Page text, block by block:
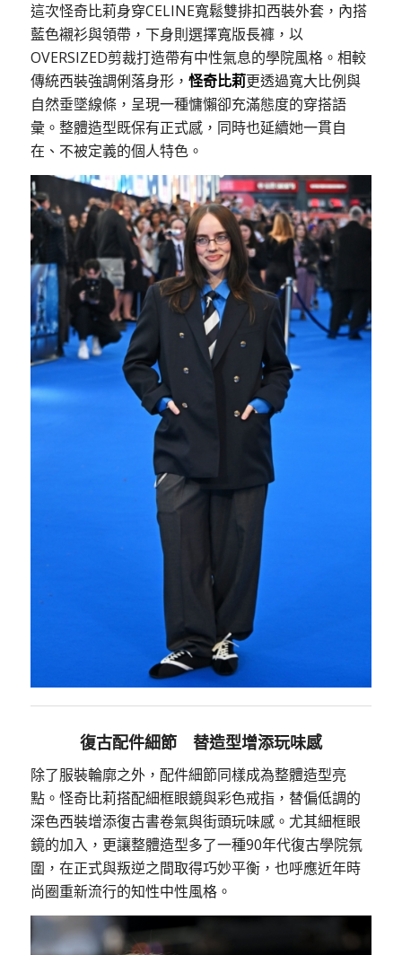
這次怪奇比莉身穿CELINE寬鬆雙排扣西裝外套，內搭
藍色襯衫與領帶，下身則選擇寬版長褲，以
OVERSIZED剪裁打造帶有中性氣息的學院風格。相較
傳統西裝強調俐落身形， 怪奇比莉更透過寬大比例與
自然垂墜線條，呈現一種慵懶卻充滿態度的穿搭語
彙。整體造型既保有正式感，同時也延續她一貫自
在、不被定義的個人特色。
復古配件細節 替造型增添玩味感
除了服裝輪廓之外，配件細節同樣成為整體造型亮
點。怪奇比莉搭配細框眼鏡與彩色戒指，替偏低調的
深色西裝增添復古書卷氣與街頭玩味感。尤其細框眼
鏡的加入，更讓整體造型多了一種90年代復古學院氛
圍，在正式與叛逆之間取得巧妙平衡，也呼應近年時
尚圈重新流行的知性中性風格。